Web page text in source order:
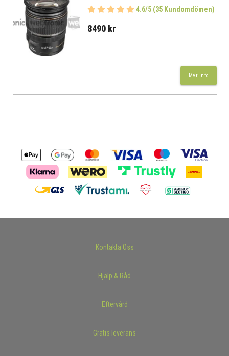
4.6/5 (35 Kundomdömen)
8490 kr
Mer Info
Kontakta Oss
Hjälp & Råd
Eftervård
Gratis leverans